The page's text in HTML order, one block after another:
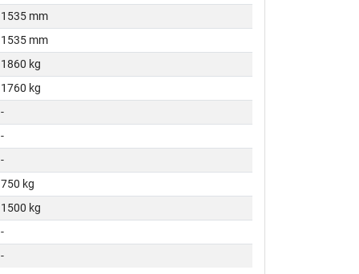
1535 mm
1535 mm
1860 kg
1760 kg
-
-
-
750 kg
1500 kg
-
-